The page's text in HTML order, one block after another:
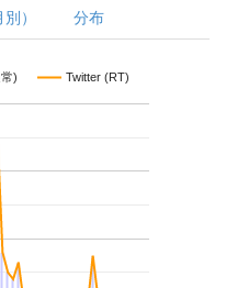
） 分布
) Twitter (RT)